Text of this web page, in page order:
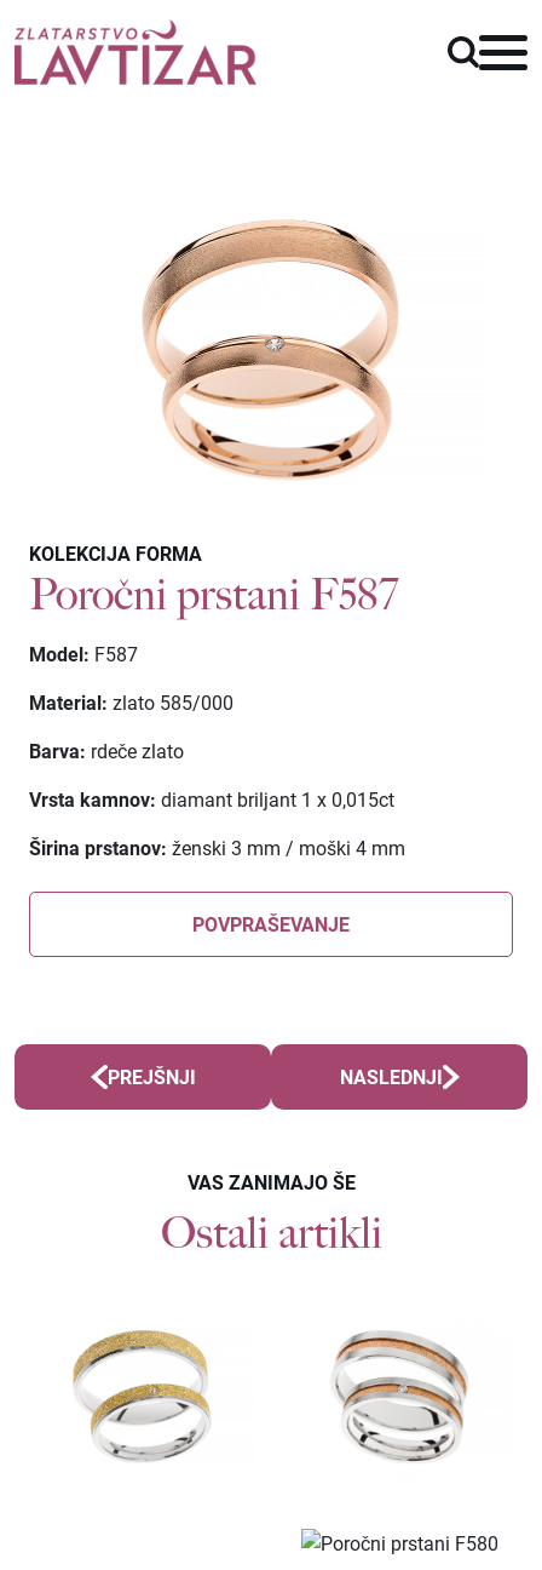
Kolekcije
KOLEKCIJA FORMA
Poročni prstani F587
Model: F587
Material: zlato 585/000
Barva: rdeče zlato
Vrsta kamnov: diamant briljant 1 x 0,015ct
Širina prstanov: ženski 3 mm / moški 4 mm
POVPRAŠEVANJE
Povpraševanje
POROČNI PRSTANI F587
PREJŠNJI NASLEDNJI
VAS ZANIMAJO ŠE
Ostali artikli